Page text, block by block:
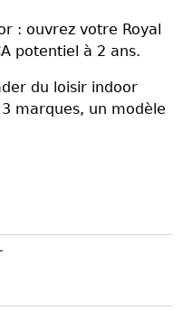
: ouvrez votre Royal
potentiel à 2 ans.
du loisir indoor
marques, un modèle